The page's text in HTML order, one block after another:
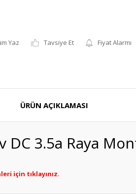
Yaz Tavsiye Et Fiyat Alarmı
ÜRÜN AÇIKLAMASI
DC 3.5a Raya
için tıklayınız.